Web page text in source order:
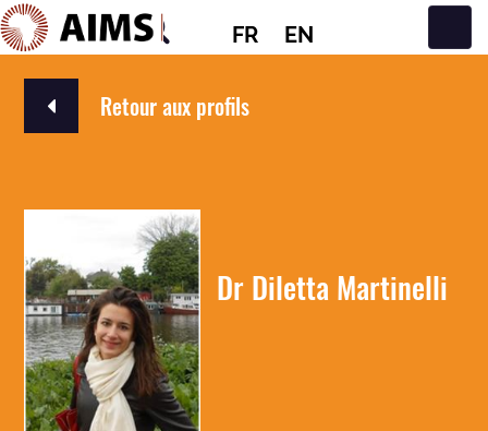
FR EN
Navigation principale
Retour aux profils
Dr Diletta Martinelli